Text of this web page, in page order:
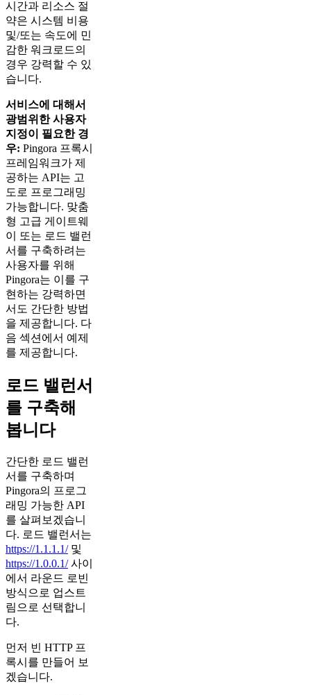
시간과 리소스 절
약은 시스템 비용
및/또는 속도에 민
감한 워크로드의
경우 강력할 수 있
습니다.
서비스에 대해서
광범위한 사용자
지정이 필요한 경
우: Pingora 프록시
프레임워크가 제
공하는 API는 고
도로 프로그래밍
가능합니다. 맞춤
형 고급 게이트웨
이 또는 로드 밸런
서를 구축하려는
사용자를 위해
Pingora는 이를 구
현하는 강력하면
서도 간단한 방법
을 제공합니다. 다
음 섹션에서 예제
를 제공합니다.
로드 밸런서
를 구축해
봅니다
간단한 로드 밸런
서를 구축하며
Pingora의 프로그
래밍 가능한 API
를 살펴보겠습니
다. 로드 밸런서는
https://1.1.1.1/및
https://1.0.0.1/사이
에서 라운드 로빈
방식으로 업스트
림으로 선택합니
다.
먼저 빈 HTTP 프
록시를 만들어 보
겠습니다.